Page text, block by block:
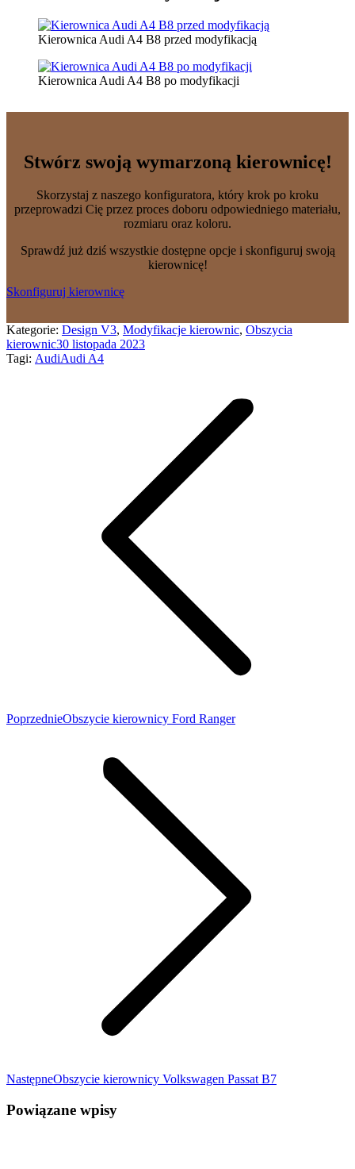
Kierownica Audi A4 B8 przed modyfikacją
Kierownica Audi A4 B8 po modyfikacji
Stwórz swoją wymarzoną kierownicę!
Skorzystaj z naszego konfiguratora, który krok po kroku
przeprowadzi Cię przez proces doboru odpowiedniego materiału,
rozmiaru oraz koloru.
Sprawdź już dziś wszystkie dostępne opcje i skonfiguruj swoją
kierownicę!
Skonfiguruj kierownicę
Kategorie: Design V3, Modyfikacje kierownic, Obszycia
kierownic30 listopada 2023
Tagi: AudiAudi A4
PoprzedniePoprzedni
Obszycie kierownicy Ford Ranger
NastępneNastępny
Obszycie kierownicy Volkswagen Passat B7
Powiązane wpisy